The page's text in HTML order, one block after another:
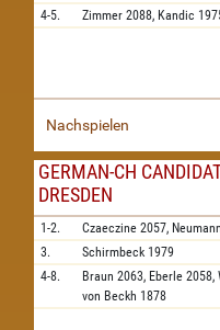
4-5.
Zimmer 2088, Kandic
Nachspielen
GERMAN-CH
DRESDEN
1-2. Czaeczine 2057, Neumann
3.
Schirmbeck 1979
4-8.
Braun 2063, Eberle 2058,
von Beckh 1878